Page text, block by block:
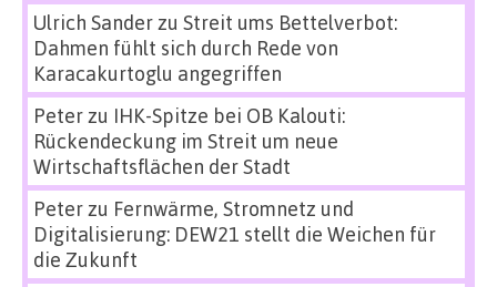
Ulrich Sanderzu Streit ums Bettelverbot:
Dahmen fühlt sich durch Rede von
Karacakurtoglu angegriffen
Peterzu IHK-Spitze bei OB Kalouti:
Rückendeckung im Streit um neue
Wirtschaftsflächen der Stadt
Peterzu Fernwärme, Stromnetz und
Digitalisierung: DEW21 stellt die Weichen für
die Zukunft